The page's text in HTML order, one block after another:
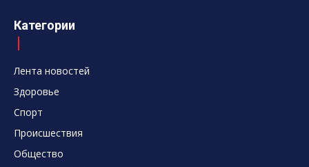
Категории
Лента новостей
Здоровье
Спорт
Происшествия
Общество